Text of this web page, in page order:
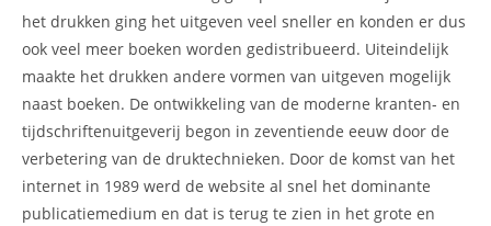
het drukken ging het uitgeven veel sneller en konden er dus
ook veel meer boeken worden gedistribueerd. Uiteindelijk
maakte het drukken andere vormen van uitgeven mogelijk
naast boeken. De ontwikkeling van de moderne kranten- en
tijdschriftenuitgeverij begon in zeventiende eeuw door de
verbetering van de druktechnieken. Door de komst van het
internet in 1989 werd de website al snel het dominante
publicatiemedium en dat is terug te zien in het grote en